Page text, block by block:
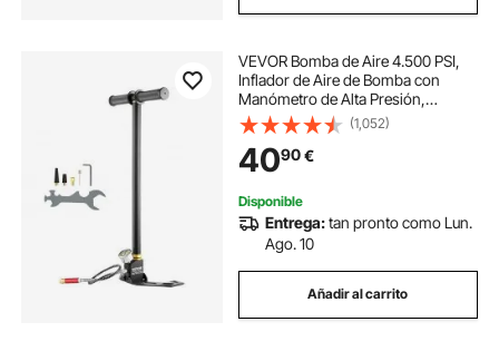
VEVOR Bomba de Aire 4.500 PSI,
Inflador de Aire de Bomba con
Manómetro de Alta Presión,
Inflador de Bomba de Mano de Tres
Etapas, Bomba de Aire de Acero
Inoxidable de Bicicletas de Pie y
Carretera
(1,052)
4090€
Disponible
Entrega:tan pronto como Lun.
Ago. 10
Añadir al carrito